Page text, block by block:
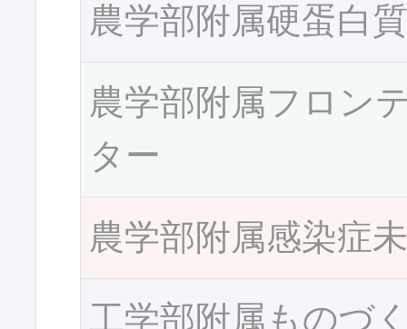
農学部附属硬蛋白
農学部附属フロン
ター
農学部附属感染症
工学部附属ものづ